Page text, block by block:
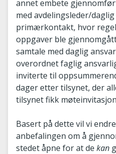
annet embete
med avdelingsleder/
primærkontakt, hvor
oppgaver ble
samtale med daglig
overordnet faglig
inviterte til
dager etter tilsynet, der
tilsynet fikk
Basert på dette vil vi
anbefalingen om å
stedet åpne for at de kan